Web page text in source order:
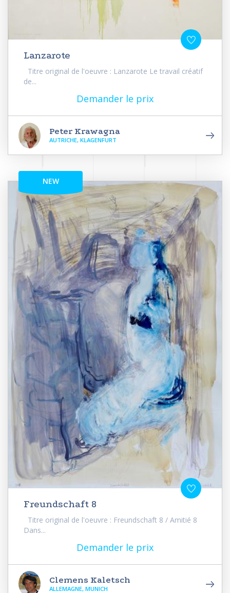
Lanzarote
Titre original de l'oeuvre : Lanzarote Le travail créatif
de...
Demander le prix
Peter Krawagna
AUTRICHE, KLAGENFURT
NEW
Freundschaft 8
Titre original de l'oeuvre : Freundschaft 8 / Amitié 8
Dans...
Demander le prix
Clemens Kaletsch
ALLEMAGNE, MUNICH